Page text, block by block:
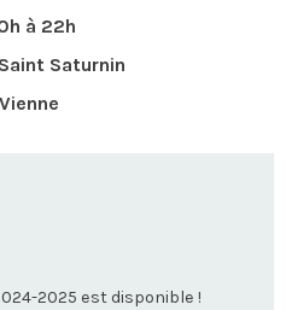
à 22h
Saturnin
2025 est disponible !